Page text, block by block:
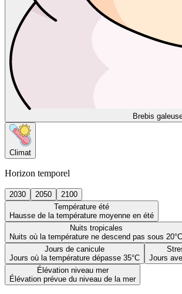
Brebis
Climat
Horizon temporel
2030 2050
2100
Température été
Hausse de la température moyenne en été
Nuits tropicales
Nuits où la température ne descend pas sous 20°C
Jours de canicule
Jours où la température dépasse 35°C
Jours
Élévation niveau mer
Élévation prévue du niveau de la mer